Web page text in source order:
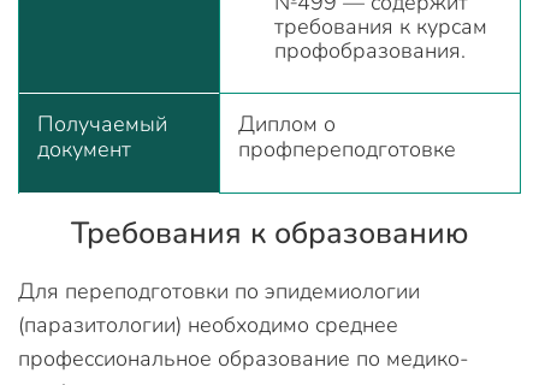
требования к курсам
профобразования.
Получаемый
документ
Диплом о
профпереподготовке
Требования к образованию
Для переподготовки по эпидемиологии
(паразитологии) необходимо среднее
профессиональное образование по медико-